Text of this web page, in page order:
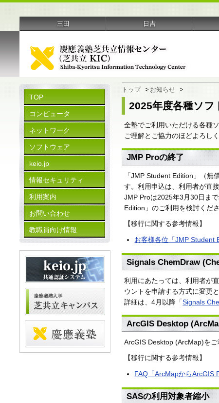
TOP
コンピュータ
ネットワーク
ソフトウェア
keio.jp
情報セキュリティ
利用案内
お問い合わせ
教職員向け情報
トップ > お知らせ >
2025年度各種ソ
全塾でご利用いただける各種
ご理解とご協力のほどよろし
JMP Proの終了
「JMP Student Edition」（
す。利用申込は、利用者が直
JMP Proは2025年3月30日ま
Edition」のご利用を検討くださ
【移行に関する参考情報】
お客様各位「JMP Student
Signals ChemDraw
利用にあたっては、利用者が
ウントを申請する方式に変更
詳細は、4月以降「Signals
ArcGIS Desktop
ArcGIS Desktop (ArcMap)を
【移行に関する参考情報】
FAQ「ArcMapからArcGIS
SASの利用対象者縮小
三田 日吉